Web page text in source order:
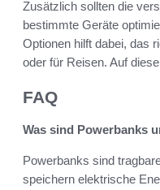
Zusätzlich sollten die
bestimmte Geräte
Optionen hilft dabei, das
oder für Reisen. Auf
FAQ
Was sind Powerbanks
Powerbanks sind
speichern elektrische